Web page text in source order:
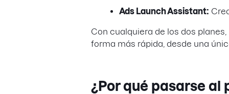
Ads Launch Assistant:
Con cualquiera de los dos
forma más rápida, desde una
¿Por qué pasarse al